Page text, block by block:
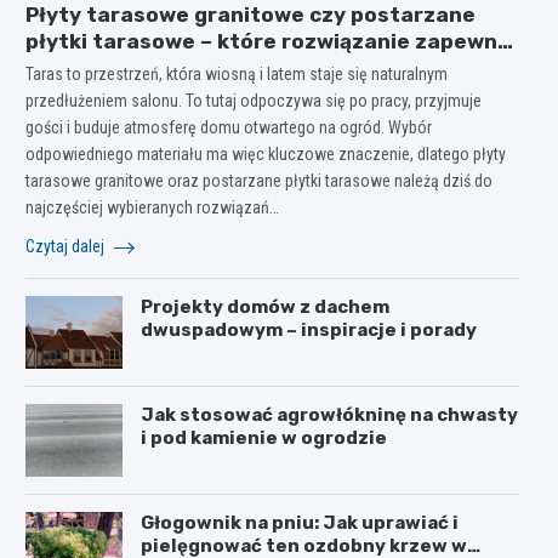
Płyty tarasowe granitowe czy postarzane
płytki tarasowe – które rozwiązanie zapewni
styl i trwałość na lata?
Taras to przestrzeń, która wiosną i latem staje się naturalnym
przedłużeniem salonu. To tutaj odpoczywa się po pracy, przyjmuje
gości i buduje atmosferę domu otwartego na ogród. Wybór
odpowiedniego materiału ma więc kluczowe znaczenie, dlatego płyty
tarasowe granitowe oraz postarzane płytki tarasowe należą dziś do
najczęściej wybieranych rozwiązań…
Czytaj dalej
Projekty domów z dachem
dwuspadowym – inspiracje i porady
Jak stosować agrowłókninę na chwasty
i pod kamienie w ogrodzie
Głogownik na pniu: Jak uprawiać i
pielęgnować ten ozdobny krzew w